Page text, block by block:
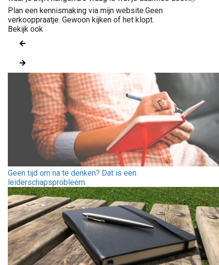
Plan een kennismaking via mijn website.Geen
verkooppraatje. Gewoon kijken of het klopt.
Bekijk ook
Geen tijd om na te denken? Dat is een
leiderschapsprobleem